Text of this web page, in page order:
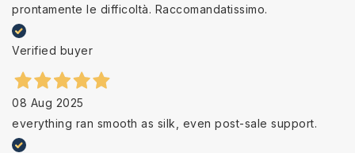
prontamente le difficoltà. Raccomandatissimo.
Verified buyer
08 Aug 2025
everything ran smooth as silk, even post-sale support.